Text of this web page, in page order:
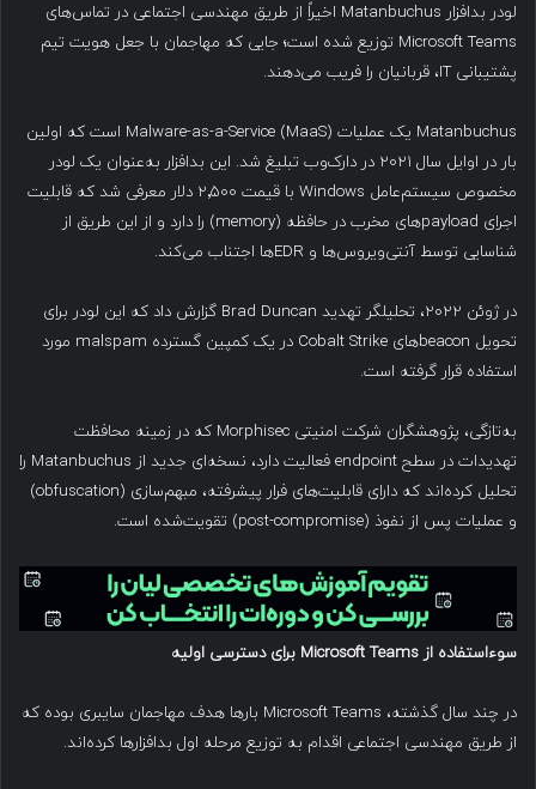
لودر بدافزار Matanbuchus اخیراً از طریق مهندسی اجتماعی در تماس‌های
Microsoft Teams توزیع شده است؛ جایی که مهاجمان با جعل هویت تیم
پشتیبانی IT، قربانیان را فریب می‌دهند.
Matanbuchus یک عملیات Malware-as-a-Service (MaaS) است که اولین
بار در اوایل سال ۲۰۲۱ در دارک‌وب تبلیغ شد. این بدافزار به‌عنوان یک لودر
مخصوص سیستم‌عامل Windows با قیمت ۲٬۵۰۰ دلار معرفی شد که قابلیت
اجرای payloadهای مخرب در حافظه (memory) را دارد و از این طریق از
شناسایی توسط آنتی‌ویروس‌ها و EDRها اجتناب می‌کند.
در ژوئن ۲۰۲۲، تحلیلگر تهدید Brad Duncan گزارش داد که این لودر برای
تحویل beaconهای Cobalt Strike در یک کمپین گسترده malspam مورد
استفاده قرار گرفته است.
به‌تازگی، پژوهشگران شرکت امنیتی Morphisec که در زمینه محافظت
تهدیدات در سطح endpoint فعالیت دارد، نسخه‌ای جدید از Matanbuchus را
تحلیل کرده‌اند که دارای قابلیت‌های فرار پیشرفته، مبهم‌سازی (obfuscation)
و عملیات پس از نفوذ (post-compromise) تقویت‌شده است.
سوءاستفاده ازMicrosoft Teams برای دسترسی اولیه
در چند سال گذشته، Microsoft Teams بارها هدف مهاجمان سایبری بوده که
از طریق مهندسی اجتماعی اقدام به توزیع مرحله اول بدافزارها کرده‌اند.